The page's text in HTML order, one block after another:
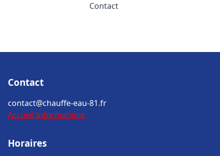
Contact
Contact
contact@chauffe-eau-81.fr
Accueil Informations
Horaires